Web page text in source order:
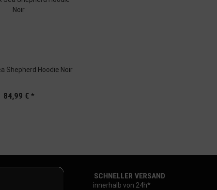
Shepherd Hoodie Noir
84,99 € *
SCHNELLER VERSAND
innerhalb von 24h*